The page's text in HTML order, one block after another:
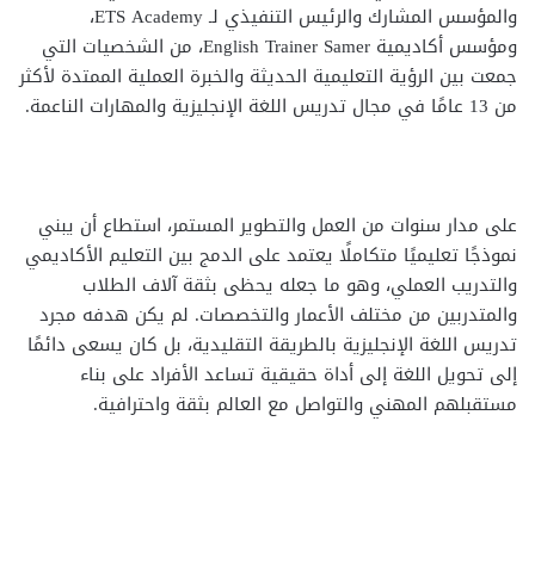
والمؤسس المشارك والرئيس التنفيذي لـ ETS Academy،
ومؤسس أكاديمية English Trainer Samer، من الشخصيات التي
جمعت بين الرؤية التعليمية الحديثة والخبرة العملية الممتدة لأكثر
من 13 عامًا في مجال تدريس اللغة الإنجليزية والمهارات الناعمة.
على مدار سنوات من العمل والتطوير المستمر، استطاع أن يبني
نموذجًا تعليميًا متكاملًا يعتمد على الدمج بين التعليم الأكاديمي
والتدريب العملي، وهو ما جعله يحظى بثقة آلاف الطلاب
والمتدربين من مختلف الأعمار والتخصصات. لم يكن هدفه مجرد
تدريس اللغة الإنجليزية بالطريقة التقليدية، بل كان يسعى دائمًا
إلى تحويل اللغة إلى أداة حقيقية تساعد الأفراد على بناء
مستقبلهم المهني والتواصل مع العالم بثقة واحترافية.